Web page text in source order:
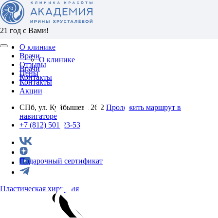
21 год с Вами!
О клинике
Врачи
Отзывы
Цены
Контакты
Акции
СПб, ул. Куйбышева 26/2 Проложить маршрут в
навигаторе
+7 (812) 501-23-53
Пластическая хирургия
О клинике
Врачи
Контакты
Подарочный сертификат